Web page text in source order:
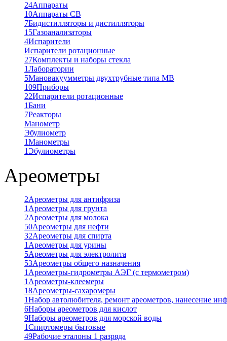
24Аппараты
10Аппараты СВ
7Бидистилляторы и дистилляторы
15Газоанализаторы
4Испарители
Испарители ротационные
27Комплекты и наборы стекла
1Лаборатории
5Мановакуумметры двухтрубные типа МВ
109Приборы
22Испарители ротационные
1Бани
7Реакторы
Манометр
Эбулиометр
1Манометры
1Эбулиометры
Ареометры
2Ареометры для антифриза
1 Ареометры для грунта
2Ареометры для молока
50Ареометры для нефти
32Ареометры для спирта
1 Ареометры для урины
5Ареометры для электролита
53Ареометры общего назначения
1 Ареометры-гидрометры АЭГ (с термометром)
1 Ареометры-клеемеры
18Ареометры-сахаромеры
1Набор автолюбителя, ремонт ареометров, нанесение
6Наборы ареометров для кислот
9Наборы ареометров для морской воды
1Спиртомеры бытовые
49Рабочие эталоны 1 разряда